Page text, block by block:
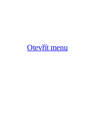
Otevřít menu